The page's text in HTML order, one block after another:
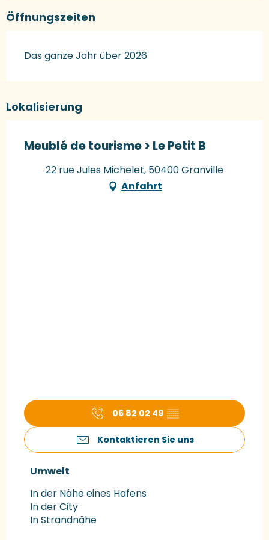
Öffnungszeiten
Das ganze Jahr über 2026
Lokalisierung
Meublé de tourisme > Le Petit B
22 rue Jules Michelet, 50400 Granville
Anfahrt
06 82 02 49 ▒▒
Kontaktieren Sie uns
Umwelt
Umwelt
In der Nähe eines Hafens
In der City
In Strandnähe